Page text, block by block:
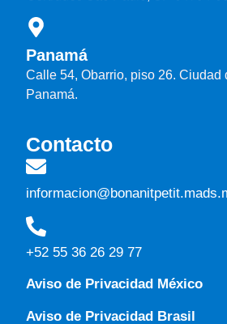
Panamá
Calle 54, Obarrio, piso 26. Ciudad
Panamá.
Contacto
+52 55 36 26 29 77
Aviso de Privacidad México
Aviso de Privacidad Brasil